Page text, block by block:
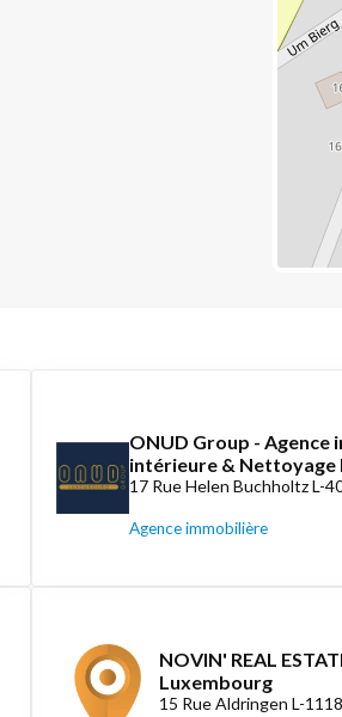
ONUD Group - Agence
intérieure & Nettoyage
17 Rue Helen Buchholtz L-
Agence immobilière
NOVIN' REAL
Luxembourg
15 Rue Aldringen L-